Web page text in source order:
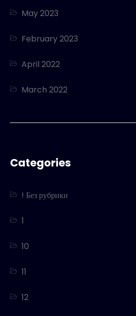
May 2023
February 2023
April 2022
March 2022
Categories
! Без рубрики
1
10
11
12